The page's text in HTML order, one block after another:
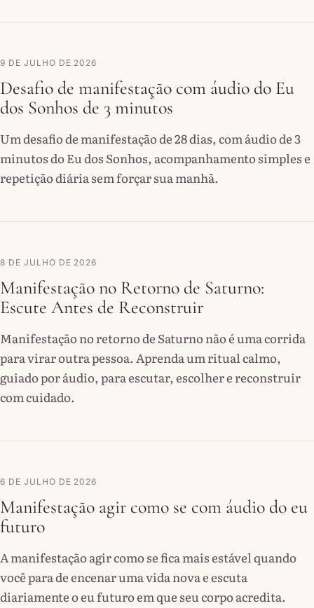
9 DE JULHO DE 2026
Desafio de manifestação com áudio do Eu
dos Sonhos de 3 minutos
Um desafio de manifestação de 28 dias, com áudio de 3
minutos do Eu dos Sonhos, acompanhamento simples e
repetição diária sem forçar sua manhã.
8 DE JULHO DE 2026
Manifestação no Retorno de Saturno:
Escute Antes de Reconstruir
Manifestação no retorno de Saturno não é uma corrida
para virar outra pessoa. Aprenda um ritual calmo,
guiado por áudio, para escutar, escolher e reconstruir
com cuidado.
6 DE JULHO DE 2026
Manifestação agir como se com áudio do eu
futuro
A manifestação agir como se fica mais estável quando
você para de encenar uma vida nova e escuta
diariamente o eu futuro em que seu corpo acredita.